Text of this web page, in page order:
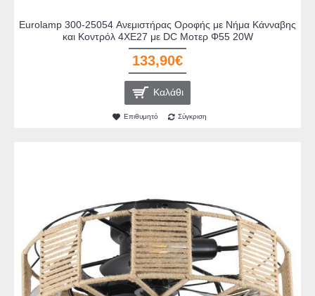
Eurolamp 300-25054 Ανεμιστήρας Οροφής με Νήμα Κάνναβης
και Κοντρόλ 4ΧΕ27 με DC Μοτερ Φ55 20W
133,90€
Καλάθι
Επιθυμητό Σύγκριση